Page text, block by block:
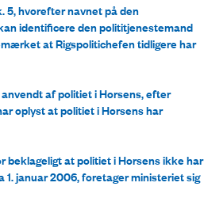
5, hvorefter navnet på den
identificere den polititjenestemand
at Rigspolitichefen tidligere har
af politiet i Horsens, efter
oplyst at politiet i Horsens har
at politiet i Horsens ikke har
januar 2006, foretager ministeriet sig